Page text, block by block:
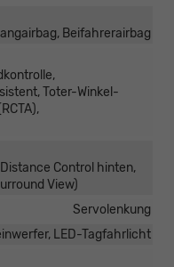
Beifahrerairbag
Toter-Winkel-
Control hinten,
View)
Servolenkung
LED-Tagfahrlicht